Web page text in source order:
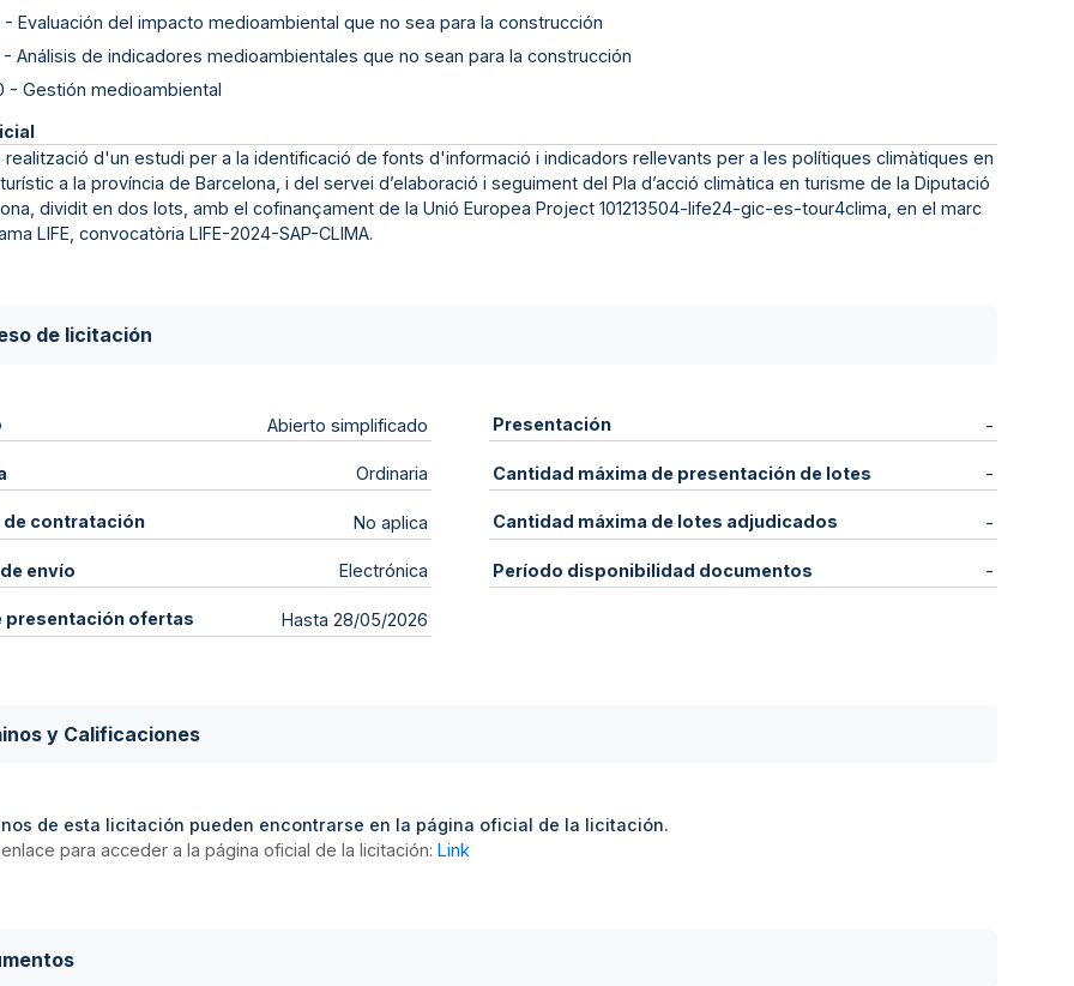
- Evaluación del impacto medioambiental que no sea para la construcción
- Análisis de indicadores medioambientales que no sean para la construcción
- Gestión medioambiental
realització d'un estudi per a la identificació de fonts d'informació i indicadors rellevants per a les polítiques climàtiques en
a la província de Barcelona, i del servei d’elaboració i seguiment del Pla d’acció climàtica en turisme de la Diputació
dividit en dos lots, amb el cofinançament de la Unió Europea Project 101213504-life24-gic-es-tour4clima, en el marc
LIFE, convocatòria LIFE-2024-SAP-CLIMA.
de licitación
Abierto simplificado
Ordinaria
de contratación No aplica
envío Electrónica
presentación ofertas Hasta 28/05/2026
Presentación -
Cantidad máxima de presentación de lotes -
Cantidad máxima de lotes adjudicados -
Período disponibilidad documentos -
y Calificaciones
de esta licitación pueden encontrarse en la página oficial de la licitación.
para acceder a la página oficial de la licitación: Link